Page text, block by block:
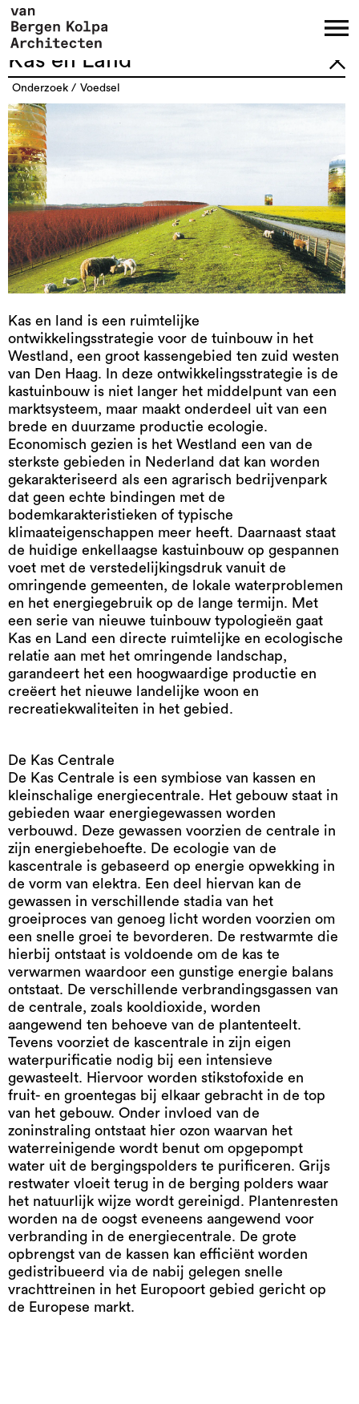
Kas en Land
onderzoek voedsel
Kas en land is een ruimtelijke
ontwikkelingsstrategie voor de tuinbouw in het
Westland, een groot kassengebied ten zuid westen
van Den Haag. In deze ontwikkelingsstrategie is de
kastuinbouw is niet langer het middelpunt van een
marktsysteem, maar maakt onderdeel uit van een
brede en duurzame productie ecologie.
Economisch gezien is het Westland een van de
sterkste gebieden in Nederland dat kan worden
gekarakteriseerd als een agrarisch bedrijvenpark
dat geen echte bindingen met de
bodemkarakteristieken of typische
klimaateigenschappen meer heeft. Daarnaast staat
de huidige enkellaagse kastuinbouw op gespannen
voet met de verstedelijkingsdruk vanuit de
omringende gemeenten, de lokale waterproblemen
en het energiegebruik op de lange termijn. Met
een serie van nieuwe tuinbouw typologieën gaat
Kas en Land een directe ruimtelijke en ecologische
relatie aan met het omringende landschap,
garandeert het een hoogwaardige productie en
creëert het nieuwe landelijke woon en
recreatiekwaliteiten in het gebied.
De Kas Centrale
De Kas Centrale is een symbiose van kassen en
kleinschalige energiecentrale. Het gebouw staat in
gebieden waar energiegewassen worden
verbouwd. Deze gewassen voorzien de centrale in
zijn energiebehoefte. De ecologie van de
kascentrale is gebaseerd op energie opwekking in
de vorm van elektra. Een deel hiervan kan de
gewassen in verschillende stadia van het
groeiproces van genoeg licht worden voorzien om
een snelle groei te bevorderen. De restwarmte die
hierbij ontstaat is voldoende om de kas te
verwarmen waardoor een gunstige energie balans
ontstaat. De verschillende verbrandingsgassen van
de centrale, zoals kooldioxide, worden
aangewend ten behoeve van de plantenteelt.
Tevens voorziet de kascentrale in zijn eigen
waterpurificatie nodig bij een intensieve
gewasteelt. Hiervoor worden stikstofoxide en
fruit- en groentegas bij elkaar gebracht in de top
van het gebouw. Onder invloed van de
zoninstraling ontstaat hier ozon waarvan het
waterreinigende wordt benut om opgepompt
water uit de bergingspolders te purificeren. Grijs
restwater vloeit terug in de berging polders waar
het natuurlijk wijze wordt gereinigd. Plantenresten
worden na de oogst eveneens aangewend voor
verbranding in de energiecentrale. De grote
opbrengst van de kassen kan efficiënt worden
gedistribueerd via de nabij gelegen snelle
vrachttreinen in het Europoort gebied gericht op
de Europese markt.